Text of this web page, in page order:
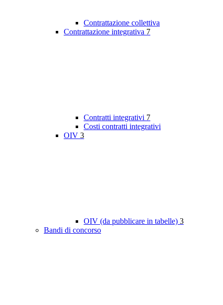
Contrattazione collettiva
Contrattazione integrativa 7
Contratti integrativi 7
Costi contratti integrativi
OIV 3
OIV (da pubblicare in tabelle) 3
Bandi di concorso